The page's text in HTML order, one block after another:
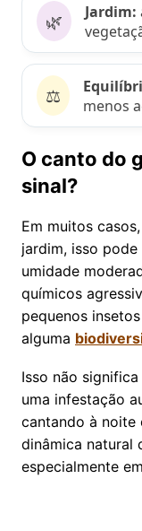
🌿 Jardim:
⚖️
menos
O canto do
sinal?
Em muitos
jardim, isso
umidade
químicos
pequenos
alguma
Isso não
uma infestação
cantando à noite
dinâmica natural
especialmente